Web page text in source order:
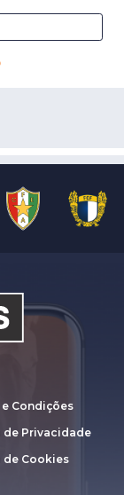
Condições
de Privacidade
Cookies